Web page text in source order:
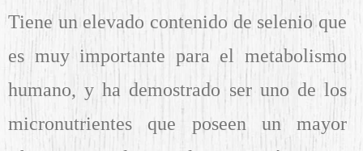
Tiene un elevado contenido de selenio que
es muy importante para el metabolismo
humano, y ha demostrado ser uno de los
micronutrientes que poseen un mayor